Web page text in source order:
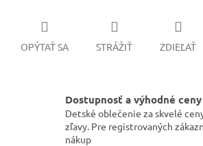
OPÝTAŤ SA STRÁŽIŤ ZDIEĽAŤ
Dostupnosť a výhodné ceny
Detské oblečenie za skvelé
zľavy. Pre registrovaných
nákup